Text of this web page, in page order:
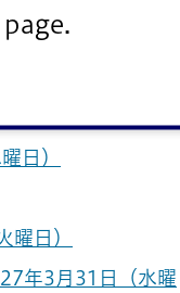
）
日（日曜日）
日）
日）
年3月31日（水曜